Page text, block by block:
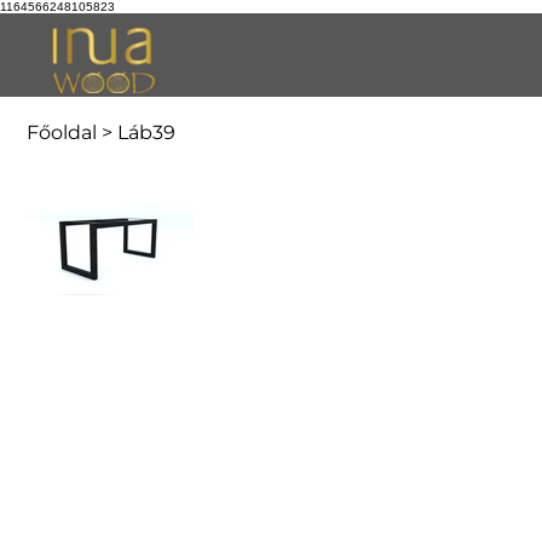
1164566248105823
Főoldal > Láb39